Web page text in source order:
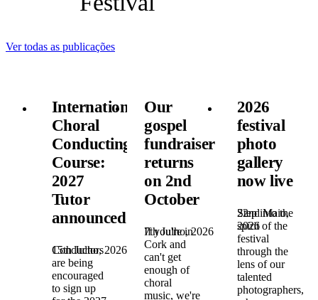
Ver todas as publicações
International
Choral
Conducting
Course:
2027
Tutor
announced!
15th Julho, 2026
Conductors
are being
encouraged
to sign up
Our
gospel
fundraiser
returns
on 2nd
October
7th Julho, 2026
If you're in
Cork and
can't get
enough of
choral
music, we're
2026
festival
photo
gallery
now live
22nd Maio,
2026
Step into the
spirit of the
festival
through the
lens of our
talented
photographers,